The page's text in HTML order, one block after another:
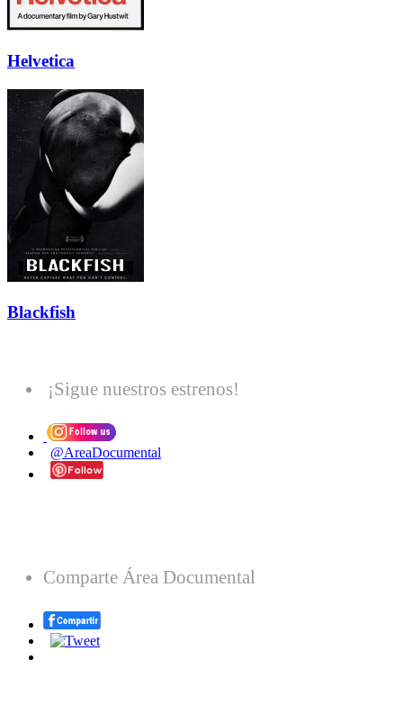
Helvetica
Blackfish
¡Sigue nuestros estrenos!
@AreaDocumental
Comparte Área Documental